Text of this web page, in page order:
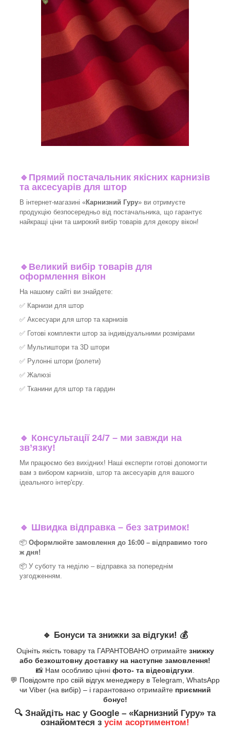
🔹 Прямий постачальник якісних карнизів
та аксесуарів для штор
В інтернет-магазині «Карнизний Гуру» ви отримуєте
продукцію безпосередньо від постачальника, що гарантує
найкращі ціни та широкий вибір товарів для декору вікон!​
🔹 Великий вибір товарів для
оформлення вікон
На нашому сайті ви знайдете:
✅ Карнизи для штор
✅ Аксесуари для штор та карнизів
✅ Готові комплекти штор за індивідуальними розмірами
✅ Мультиштори та 3D штори
✅ Рулонні штори (ролети)
✅ Жалюзі
✅ Тканини для штор та гардин
🔹 Консультації 24/7 – ми завжди на
зв’язку!
Ми працюємо без вихідних! Наші експерти готові допомогти
вам з вибором карнизів, штор та аксесуарів для вашого
ідеального інтер'єру.​
🔹 Швидка відправка – без затримок!
📦 Оформлюйте замовлення до 16:00 – відправимо того
ж дня!
📦 У суботу та неділю – відправка за попереднім
узгодженням.
🔹 Бонуси та знижки за відгуки! 💰
Оцініть якість товару та ГАРАНТОВАНО отримайте знижку
або безкоштовну доставку на наступне замовлення!
📸 Нам особливо цінні фото- та відеовідгуки.
💬 Повідомте про свій відгук менеджеру в Telegram, WhatsApp
чи Viber (на вибір) – і гарантовано отримайте приємний
бонус!
🔍 Знайдіть нас у Google – «Карнизний Гуру» та
ознайомтеся з усім асортиментом!